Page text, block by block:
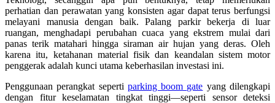
perhatian dan perawatan yang konsisten agar dapat terus berfungsi
melayani manusia dengan baik. Palang parkir bekerja di luar
ruangan, menghadapi perubahan cuaca yang ekstrem mulai dari
panas terik matahari hingga siraman air hujan yang deras. Oleh
karena itu, ketahanan material fisik dan keandalan sistem motor
penggerak adalah kunci utama keberhasilan investasi ini.
Penggunaan perangkat seperti parking boom gate yang dilengkapi
dengan fitur keselamatan tingkat tinggi—seperti sensor deteksi